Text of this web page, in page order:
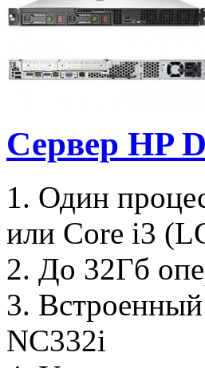
Сервер HP
1. Один
или Core i3
2. До 32Гб
3.
NC332i